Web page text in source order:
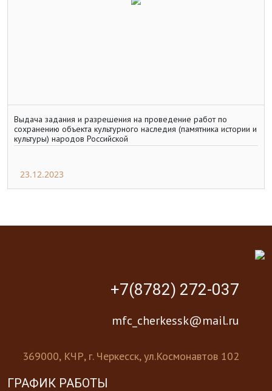
Выдача задания и разрешения на проведение работ по
сохранению объекта культурного наследия (памятника истории и
культуры) народов Российской
23.12.2023
+7(8782) 272-037
mfc_cherkessk@mail.ru
369000, КЧР, г. Черкесск, ул.Космонавтов 102
ГРАФИК РАБОТЫ